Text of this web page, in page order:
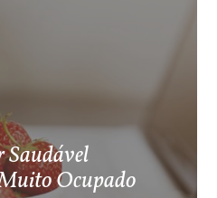
Saudável
Ocupado